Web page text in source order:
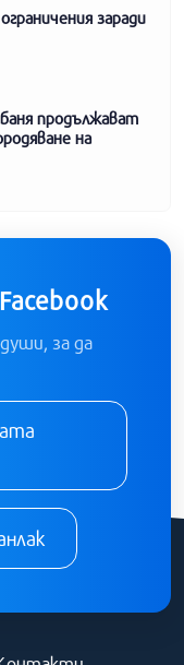
заради
продължават
на
за да